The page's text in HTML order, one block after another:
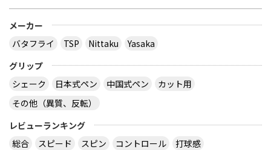
メーカー
バタフライ
TSP Nittaku
Yasaka
グリップ
シェーク
日本式ペン 中国式ペン
カット用
その他（異質、反転）
レビューランキング
総合
スピード スピン コントロール 打球感